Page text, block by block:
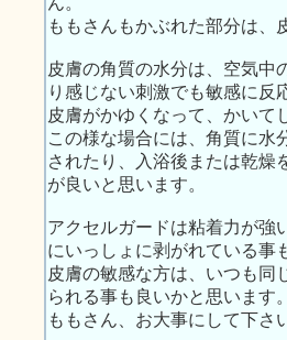
ももさんもかぶれた部分は、
皮膚の角質の水分は、空気中
り感じない刺激でも敏感に反
皮膚がかゆくなって、かいて
この様な場合には、角質に水
されたり、入浴後または乾燥
が良いと思います。
アクセルガードは粘着力が強
にいっしょに剥がれている事
皮膚の敏感な方は、いつも同
られる事も良いかと思います。
ももさん、お大事にして下さ